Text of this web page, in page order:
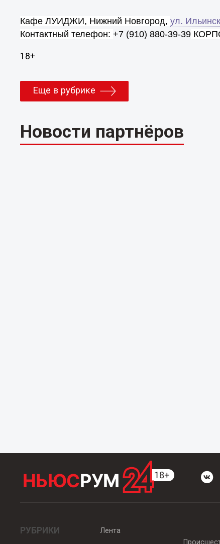
Кафе ЛУИДЖИ, Нижний Новгород,ул.
Контактный телефон:+7 (910) 880-39-39
18+
Еще в рубрике
Новости партнёров
РУБРИКИ
Лента